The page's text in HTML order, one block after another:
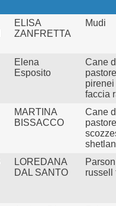
ELISA
ZANFRETTA
Mudi
Elena
Esposito
Cane
pirenei
faccia
MARTINA
BISSACCO
Cane
pastore
LOREDANA
DAL SANTO
Parson
russell